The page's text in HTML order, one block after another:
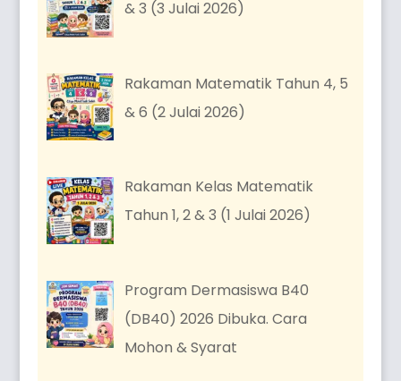
& 3 (3 Julai 2026)
Rakaman Matematik Tahun 4, 5
& 6 (2 Julai 2026)
Rakaman Kelas Matematik
Tahun 1, 2 & 3 (1 Julai 2026)
Program Dermasiswa B40
(DB40) 2026 Dibuka. Cara
Mohon & Syarat